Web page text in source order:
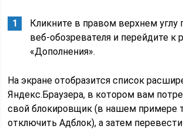
Кликните в правом верхнем
веб-обозревателя и перейдите к
«Дополнения».
На экране отобразится список
Яндекс.Браузера, в котором вам
свой блокировщик (в нашем примере
отключить Адблок), а затем